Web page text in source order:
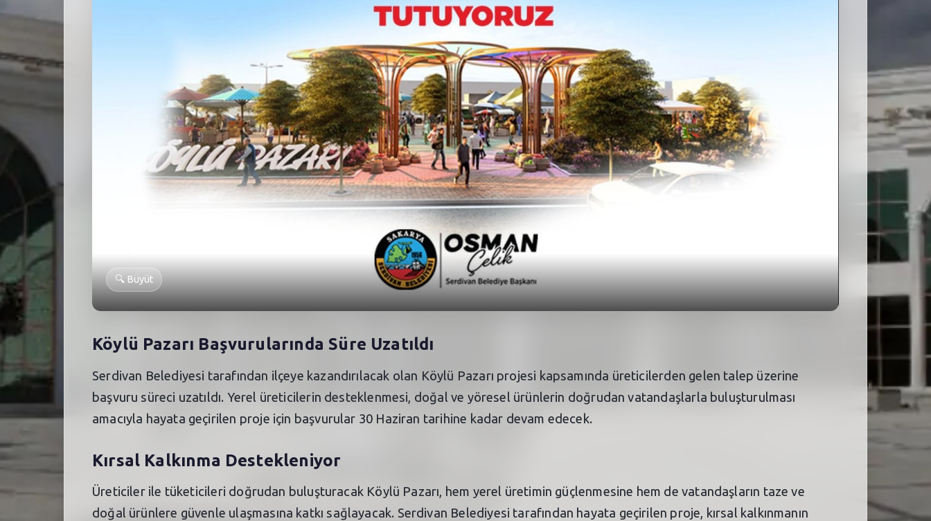
🔍 Büyüt
Köylü Pazarı Başvurularında Süre Uzatıldı
Serdivan Belediyesi tarafından ilçeye kazandırılacak olan Köylü Pazarı projesi kapsamında üreticilerden gelen talep üzerine
başvuru süreci uzatıldı. Yerel üreticilerin desteklenmesi, doğal ve yöresel ürünlerin doğrudan vatandaşlarla buluşturulması
amacıyla hayata geçirilen proje için başvurular 30 Haziran tarihine kadar devam edecek.
Kırsal Kalkınma Destekleniyor
Üreticiler ile tüketicileri doğrudan buluşturacak Köylü Pazarı, hem yerel üretimin güçlenmesine hem de vatandaşların taze ve
doğal ürünlere güvenle ulaşmasına katkı sağlayacak. Serdivan Belediyesi tarafından hayata geçirilen proje, kırsal kalkınmanın